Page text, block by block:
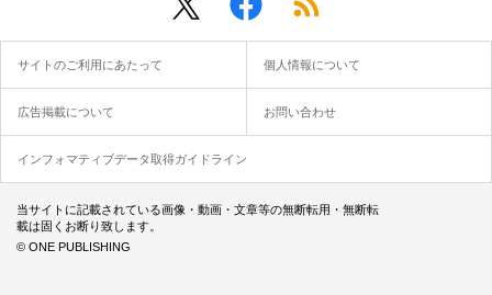
サイトのご利用にあたって 個人情報について
広告掲載について お問い合わせ
インフォマティブデータ取得ガイドライン
当サイトに記載されている画像・動画・文章等の無断転用・無断転
載は固くお断り致します。
© ONE PUBLISHING